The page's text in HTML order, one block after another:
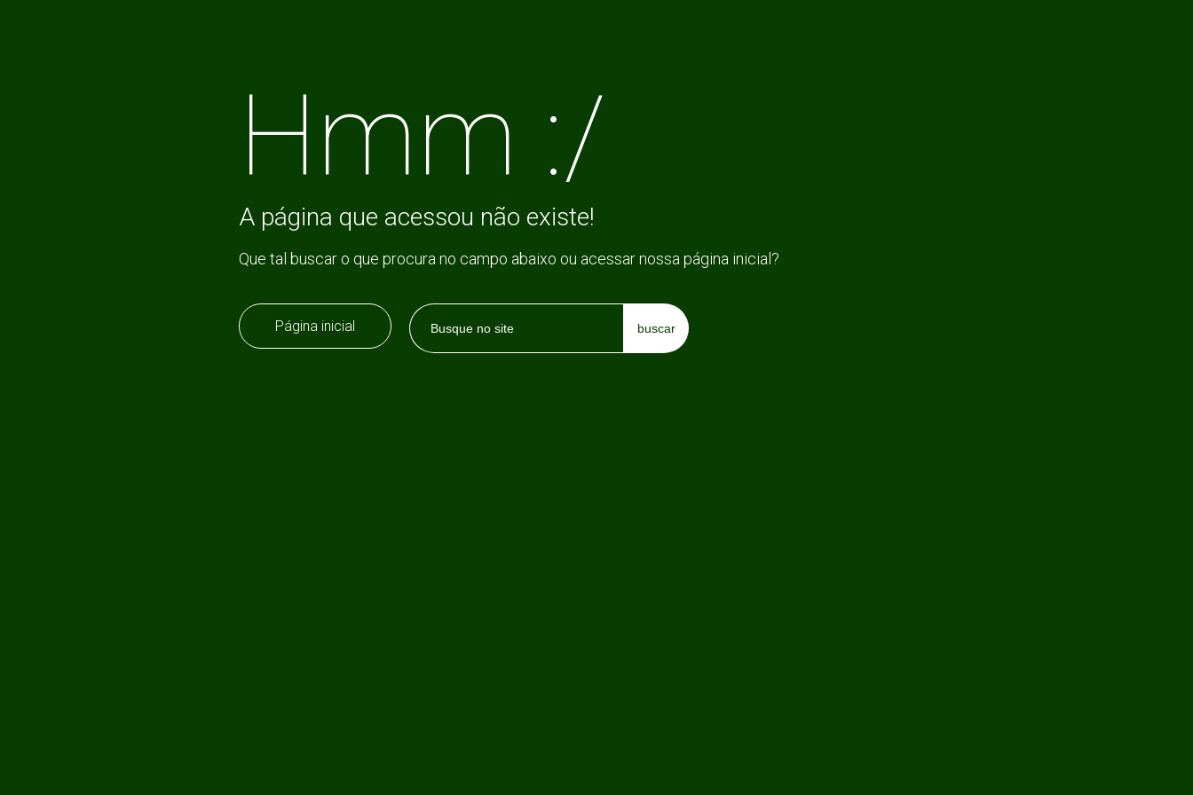
Hmm :/
A página que acessou não existe!
Que tal buscar o que procura no campo abaixo ou acessar nossa página inicial?
Página inicial